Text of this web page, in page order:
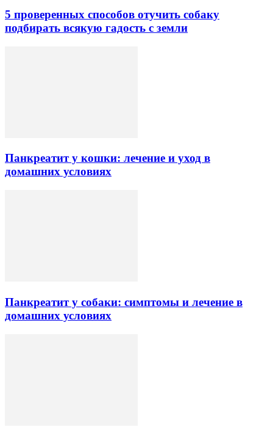
5 проверенных способов отучить собаку
подбирать всякую гадость с земли
Панкреатит у кошки: лечение и уход в
домашних условиях
Панкреатит у собаки: симптомы и лечение в
домашних условиях